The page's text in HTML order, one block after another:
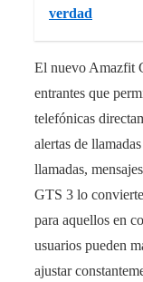
verdad
El nuevo Amazfit
entrantes que
telefónicas
alertas de
llamadas,
GTS 3 lo
para aquellos en
usuarios pueden
ajustar